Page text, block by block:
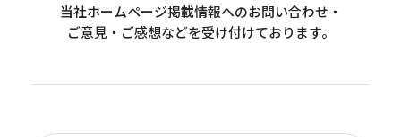
当社ホームページ掲載情報へのお問い合わせ・
ご意見・ご感想などを受け付けております。